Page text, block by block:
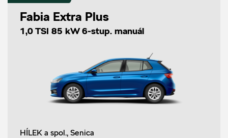
Fabia Extra Plus
1,0 TSI 85 kW 6-stup. manuál
HÍLEK a spol., Senica